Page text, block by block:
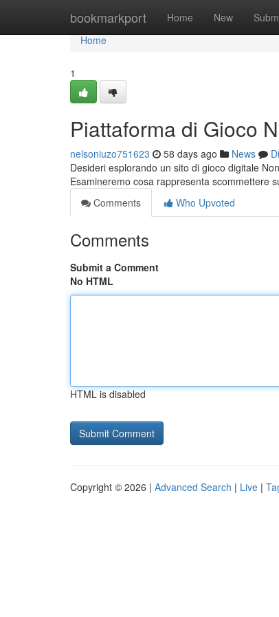
bookmarkport Home New
Home
Home
1
Piattaforma di Gioco
nelsoniuzo751623 58 days ago News
Desideri esplorando un sito di gioco digitale
Esamineremo cosa rappresenta scommettere
Comments
Who Upvoted
Comments
Submit a Comment
No HTML
HTML is disabled
Copyright © 2026 | Advanced Search | Live |